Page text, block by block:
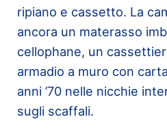
ripiano e cassetto. La
ancora un materasso
cellophane, un
armadio a muro con
anni ’70 nelle nicchie
sugli scaffali.